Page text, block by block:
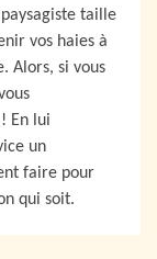
taille
vos haies à
Alors, si vous
En lui
un
faire pour
qui soit.